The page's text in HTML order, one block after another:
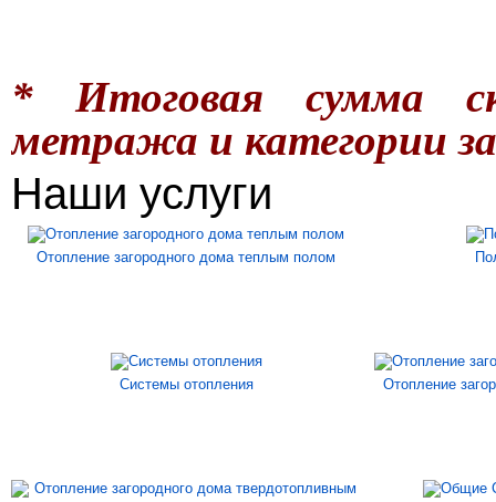
* Итоговая сумма
метража и категории
Наши услуги
Отопление загородного дома теплым полом
Системы отопления Отопление